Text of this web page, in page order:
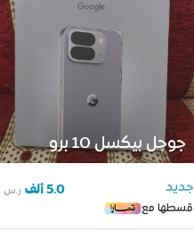
جديد 5.0 ألف ر.س
قسطها مع
جوجل بيكسل 10 برو